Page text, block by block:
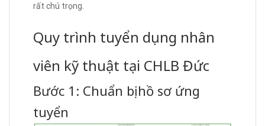
rất chú trọng.
Quy trình tuyển dụng nhân
viên kỹ thuật tại CHLB Đức
Bước 1: Chuẩn bị hồ sơ ứng
tuyển